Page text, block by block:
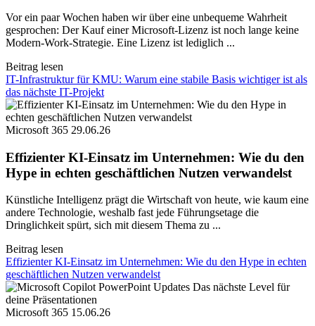
Vor ein paar Wochen haben wir über eine unbequeme Wahrheit
gesprochen: Der Kauf einer Microsoft-Lizenz ist noch lange keine
Modern-Work-Strategie. Eine Lizenz ist lediglich ...
Beitrag lesen
IT-Infrastruktur für KMU: Warum eine stabile Basis wichtiger ist als
das nächste IT-Projekt
Microsoft 365 29.06.26
Effizienter KI-Einsatz im Unternehmen: Wie du den
Hype in echten geschäftlichen Nutzen verwandelst
Künstliche Intelligenz prägt die Wirtschaft von heute, wie kaum eine
andere Technologie, weshalb fast jede Führungsetage die
Dringlichkeit spürt, sich mit diesem Thema zu ...
Beitrag lesen
Effizienter KI-Einsatz im Unternehmen: Wie du den Hype in echten
geschäftlichen Nutzen verwandelst
Microsoft 365 15.06.26